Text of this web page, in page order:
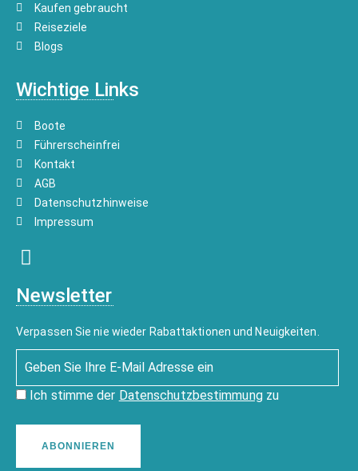
Kaufen gebraucht
Reiseziele
Blogs
Wichtige Links
Boote
Führerscheinfrei
Kontakt
AGB
Datenschutzhinweise
Impressum
Newsletter
Verpassen Sie nie wieder Rabattaktionen und Neuigkeiten.
Ich stimme der Datenschutzbestimmungzu
ABONNIEREN